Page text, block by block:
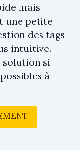
mais
une petite
des tags
intuitive.
solution si
à